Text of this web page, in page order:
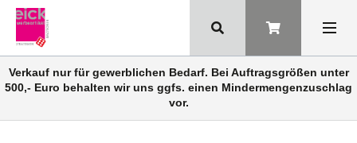
Verkauf nur für gewerblichen Bedarf. Bei Auftragsgrößen unter
500,- Euro behalten wir uns ggfs. einen Mindermengenzuschlag
vor.